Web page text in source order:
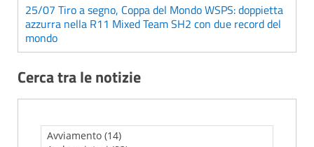
25/07 Tiro a segno, Coppa del Mondo WSPS: doppietta
azzurra nella R11 Mixed Team SH2 con due record del
mondo
Cerca tra le notizie